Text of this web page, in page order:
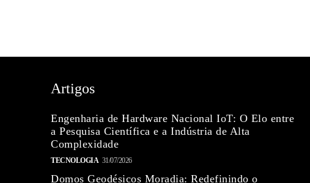
Artigos
Engenharia de Hardware Nacional IoT: O Elo entre
a Pesquisa Científica e a Indústria de Alta
Complexidade
TECNOLOGIA 31/07/2026
Domos Geodésicos Moradia: Redefinindo o